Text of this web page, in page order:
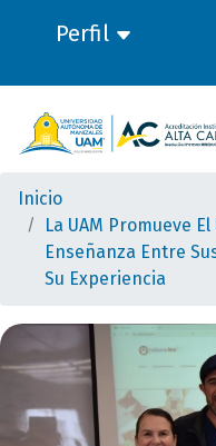
Perfil
Inicio
La UAM Promueve
Enseñanza Entre
Su Experiencia